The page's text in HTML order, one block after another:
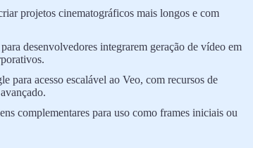
projetos cinematográficos mais longos e com
desenvolvedores integrarem geração de vídeo em
para acesso escalável ao Veo, com recursos de
complementares para uso como frames iniciais ou